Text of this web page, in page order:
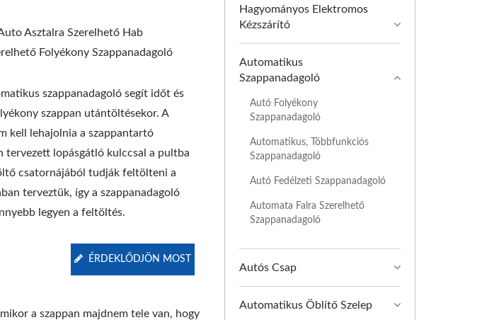
Asztalra Szerelhető Hab
Folyékony Szappanadagoló
szappanadagoló segít időt és
szappan utántöltésekor. A
kell lehajolnia a szappantartó
tervezett lopásgátló kulccsal a pultba
csatornájából tudják feltölteni a
terveztük, így a szappanadagoló
legyen a feltöltés.
ÉRDEKLŐDJÖN MOST
a szappan majdnem tele van, hogy
Hagyományos Elektromos
Kézszárító
Automatikus
Szappanadagoló
Autó Folyékony
Szappanadagoló
Automatikus, Többfunkciós
Szappanadagoló
Autó Fedélzeti Szappanadagoló
Automata Falra Szerelhető
Szappanadagoló
Autós Csap
Automatikus Öblítő Szelep